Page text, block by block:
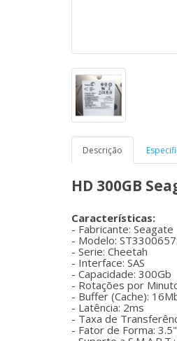
Descrição
HD 300GB
Características:
- Fabricante: Seagate
- Modelo:
- Serie: Cheetah
- Interface: SAS
- Capacidade: 300Gb
- Rotações por
- Buffer (Cache):
- Latência: 2ms
- Taxa de
- Fator de Forma: 3.5"